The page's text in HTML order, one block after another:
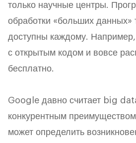
только научные центры.
обработки «больших данных»
доступны каждому.
с открытым кодом и вовсе
бесплатно.
Google давно считает big
конкурентным
может определить